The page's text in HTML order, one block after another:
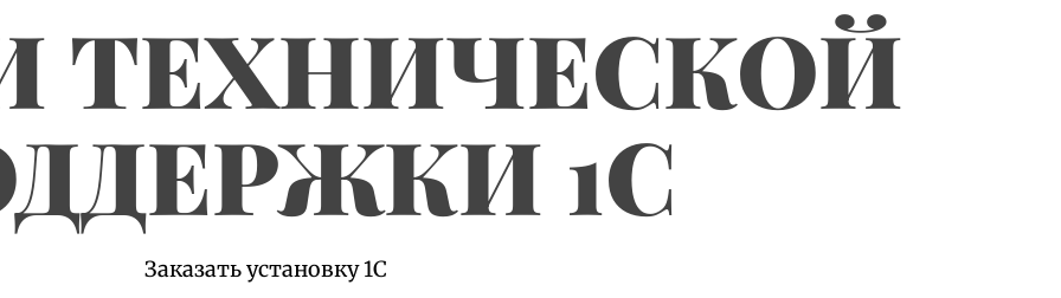
ТЕХНИЧЕСКОЙ
1С
Заказать установку 1С